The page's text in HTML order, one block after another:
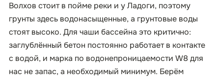
Волхов стоит в пойме реки и у Ладоги, поэтому
грунты здесь водонасыщенные, а грунтовые воды
стоят высоко. Для чаши бассейна это критично:
заглублённый бетон постоянно работает в контакте
с водой, и марка по водонепроницаемости W8 для
нас не запас, а необходимый минимум. Берём